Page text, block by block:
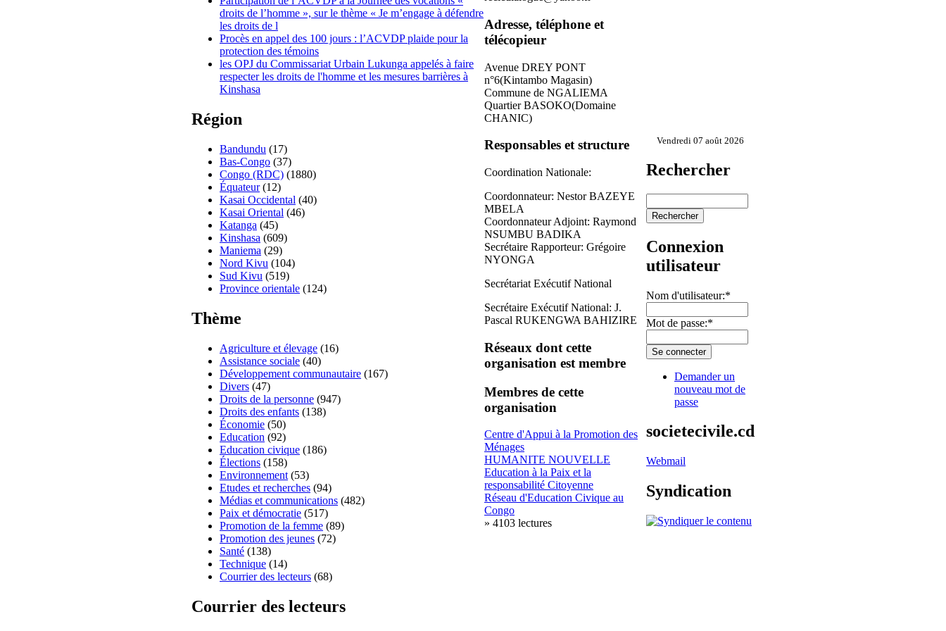
droits de l’homme », sur le thème « Je m’engage à défendre
les droits de l
Procès en appel des 100 jours : l’ACVDP plaide pour la
protection des témoins
les OPJ du Commissariat Urbain Lukunga appelés à faire
respecter les droits de l'homme et les mesures barrières à
Kinshasa
Région
Bandundu (17)
Bas-Congo (37)
Congo (RDC) (1880)
Équateur(12)
Kasai Occidental (40)
Kasai Oriental (46)
Katanga (45)
Kinshasa (609)
Maniema (29)
Nord Kivu (104)
Sud Kivu (519)
Province orientale (124)
Thème
Agriculture et élevage (16)
Assistance sociale (40)
Développement communautaire (167)
Divers (47)
Droits de la personne (947)
Droits des enfants (138)
Économie (50)
Education (92)
Education civique (186)
Élections (158)
Environnement (53)
Etudes et recherches (94)
Médias et communications (482)
Paix et démocratie (517)
Promotion de la femme (89)
Promotion des jeunes (72)
Santé (138)
Technique (14)
Courrier des lecteurs (68)
Courrier des lecteurs
Adresse, téléphone et
télécopieur
Avenue DREY PONT
n°6(Kintambo Magasin)
Commune de NGALIEMA
Quartier BASOKO(Domaine
CHANIC)
Responsables et structure
Coordination Nationale:
Coordonnateur: Nestor BAZEYE
MBELA
Coordonnateur Adjoint: Raymond
NSUMBU BADIKA
Secrétaire Rapporteur: Grégoire
NYONGA
Secrétariat Exécutif National
Secrétaire Exécutif National: J.
Pascal RUKENGWA BAHIZIRE
Réseaux dont cette
organisation est membre
Membres de cette
organisation
Centre d'Appui à la Promotion des
Ménages
HUMANITE NOUVELLE
Education à la Paix et la
responsabilité Citoyenne
Réseau d'Education Civique au
Congo
» 4103 lectures
Vendredi 07 août 2026
Rechercher
Connexion
utilisateur
Nom d'utilisateur:*
Mot de passe:*
Demander un
nouveau mot de
passe
societecivile.cd
Webmail
Syndication